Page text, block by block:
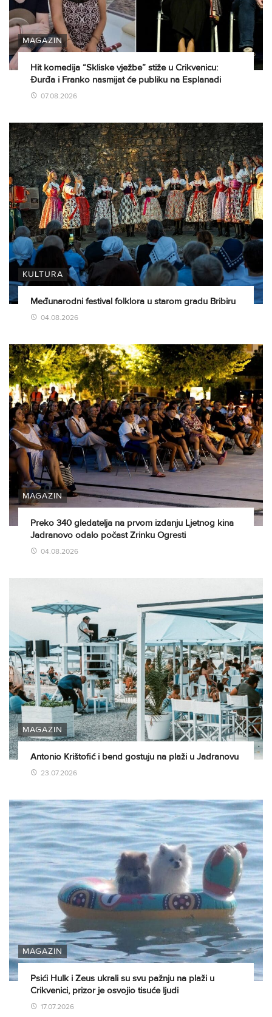
MAGAZIN
Hit komedija “Skliske vježbe” stiže u Crikvenicu:
Đurđa i Franko nasmijat će publiku na Esplanadi
07.08.2026
KULTURA
Međunarodni festival folklora u starom gradu Bribiru
04.08.2026
MAGAZIN
Preko 340 gledatelja na prvom izdanju Ljetnog kina
Jadranovo odalo počast Zrinku Ogresti
04.08.2026
MAGAZIN
Antonio Krištofić i bend gostuju na plaži u Jadranovu
23.07.2026
MAGAZIN
Psići Hulk i Zeus ukrali su svu pažnju na plaži u
Crikvenici, prizor je osvojio tisuće ljudi
17.07.2026